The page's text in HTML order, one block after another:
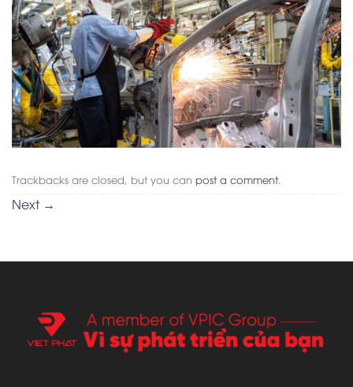
Trackbacks are closed, but you can post a comment.
Next →